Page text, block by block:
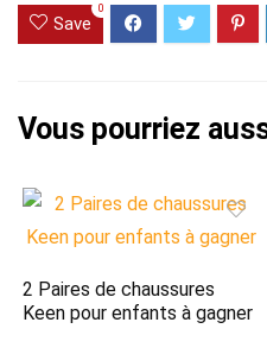
Save
0
2 Paires de chaussures
Keen pour enfants à gagner